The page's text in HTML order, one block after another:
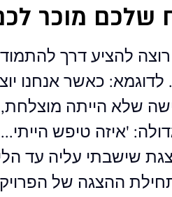
שלכם מוכר
להציע דרך
כאשר אנחנו
שלא הייתה מוצלחת,
'איזה טיפש
שישבתי עליה עד
ההצגה של